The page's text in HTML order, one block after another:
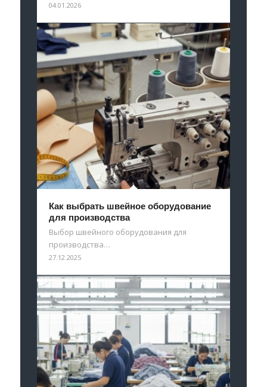
04.01.2026
Как выбрать швейное оборудование
для производства
Выбор швейного оборудования для
производства…
27.12.2025